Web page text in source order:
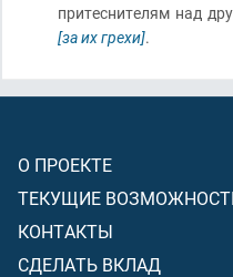
притеснителям над
[за их грехи].
О ПРОЕКТЕ
ТЕКУЩИЕ
КОНТАКТЫ
СДЕЛАТЬ ВКЛАД